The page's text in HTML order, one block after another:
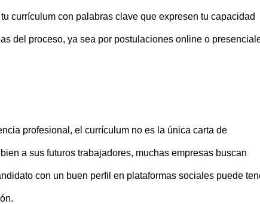
currículum con palabras clave que expresen tu capacidad
del proceso, ya sea por postulaciones online o
profesional, el currículum no es la única carta de
a sus futuros trabajadores, muchas empresas buscan
con un buen perfil en plataformas sociales puede